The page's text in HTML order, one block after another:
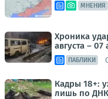
МНЕНИЯ
Хроника
августа – 07
ПАБЛИКИ
Кадры 18+:
лишь по ДНК